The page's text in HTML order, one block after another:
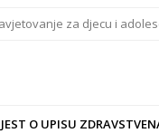
za djecu i
O UPISU